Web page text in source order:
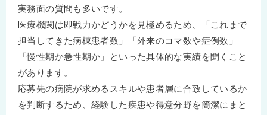
実務面の質問も多いです。
医療機関は即戦力かどうかを見極めるため、「これまで
担当してきた病棟患者数」「外来のコマ数や症例数」
「慢性期か急性期か」といった具体的な実績を聞くこと
があります。
応募先の病院が求めるスキルや患者層に合致しているか
を判断するため、経験した疾患や得意分野を簡潔にまと